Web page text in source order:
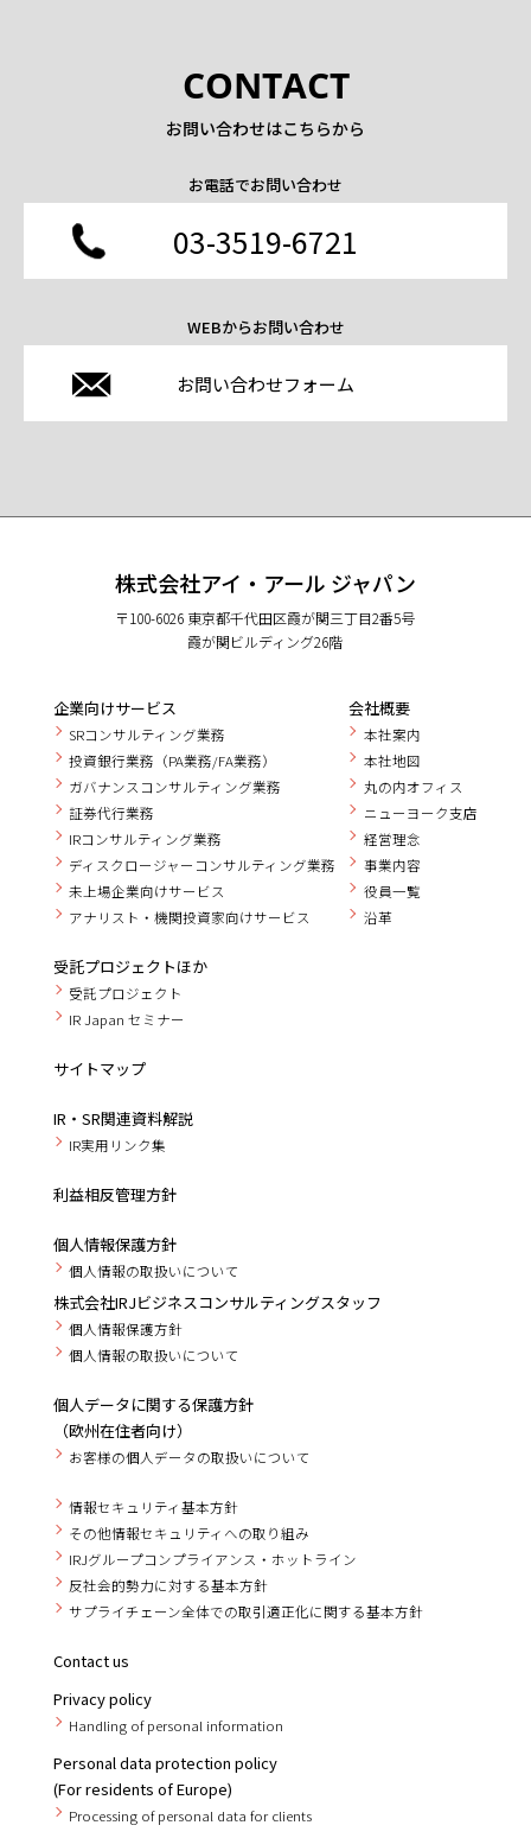
CONTACT
お問い合わせはこちらから
お電話でお問い合わせ
03-3519-6721
WEBからお問い合わせ
お問い合わせフォーム
株式会社アイ・アール ジャパン
〒100-6026 東京都千代田区霞が関三丁目2番5号
霞が関ビルディング26階
企業向けサービス
SRコンサルティング業務
投資銀行業務（PA業務/FA業務）
ガバナンスコンサルティング業務
証券代行業務
IRコンサルティング業務
ディスクロージャーコンサルティング業務
未上場企業向けサービス
アナリスト・機関投資家向けサービス
受託プロジェクトほか
受託プロジェクト
IR Japan セミナー
会社概要
本社案内
本社地図
丸の内オフィス
ニューヨーク支店
経営理念
事業内容
役員一覧
沿革
サイトマップ
IR・SR関連資料解説
IR実用リンク集
利益相反管理方針
個人情報保護方針
個人情報の取扱いについて
株式会社IRJビジネスコンサルティングスタッフ
個人情報保護方針
個人情報の取扱いについて
個人データに関する保護方針
（欧州在住者向け）
お客様の個人データの取扱いについて
情報セキュリティ基本方針
その他情報セキュリティへの取り組み
IRJグループコンプライアンス・ホットライン
反社会的勢力に対する基本方針
サプライチェーン全体での取引適正化に関する基本方針
Contact us
Privacy policy
Handling of personal information
Personal data protection policy
(For residents of Europe)
Processing of personal data for clients